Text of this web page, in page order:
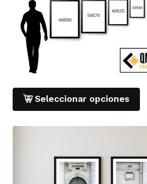
Seleccionar opciones